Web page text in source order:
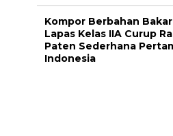
Kompor Berbahan
Lapas Kelas IIA Curup
Paten Sederhana
Indonesia